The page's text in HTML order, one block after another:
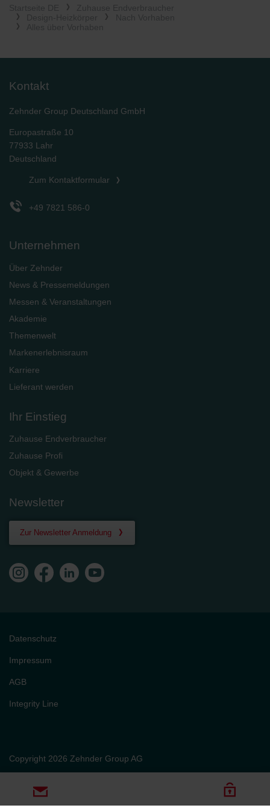
Kontakt
Zehnder Group Deutschland GmbH
Europastraße 10
77933 Lahr
Deutschland
Zum Kontaktformular
+49 7821 586-0
Unternehmen
Über Zehnder
News & Pressemeldungen
Messen & Veranstaltungen
Akademie
Themenwelt
Markenerlebnisraum
Karriere
Lieferant werden
Ihr Einstieg
Zuhause Endverbraucher
Zuhause Profi
Objekt & Gewerbe
Newsletter
Zur Newsletter Anmeldung
Copyright 2026 Zehnder Group AG
Datenschutz
Impressum
AGB
Integrity Line